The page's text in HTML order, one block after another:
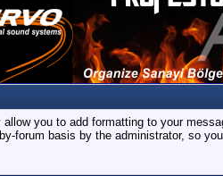
you to add formatting to your
basis by the administrator, so